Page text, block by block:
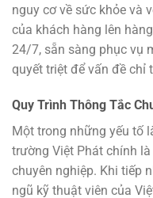
nguy cơ về sức khỏe và
của khách hàng lên
24/7, sẵn sàng phục vụ
quyết triệt để vấn đề chỉ
Quy Trình Thông Tắc
Một trong những yếu tố
trường Việt Phát chính
chuyên nghiệp. Khi tiếp
ngũ kỹ thuật viên của